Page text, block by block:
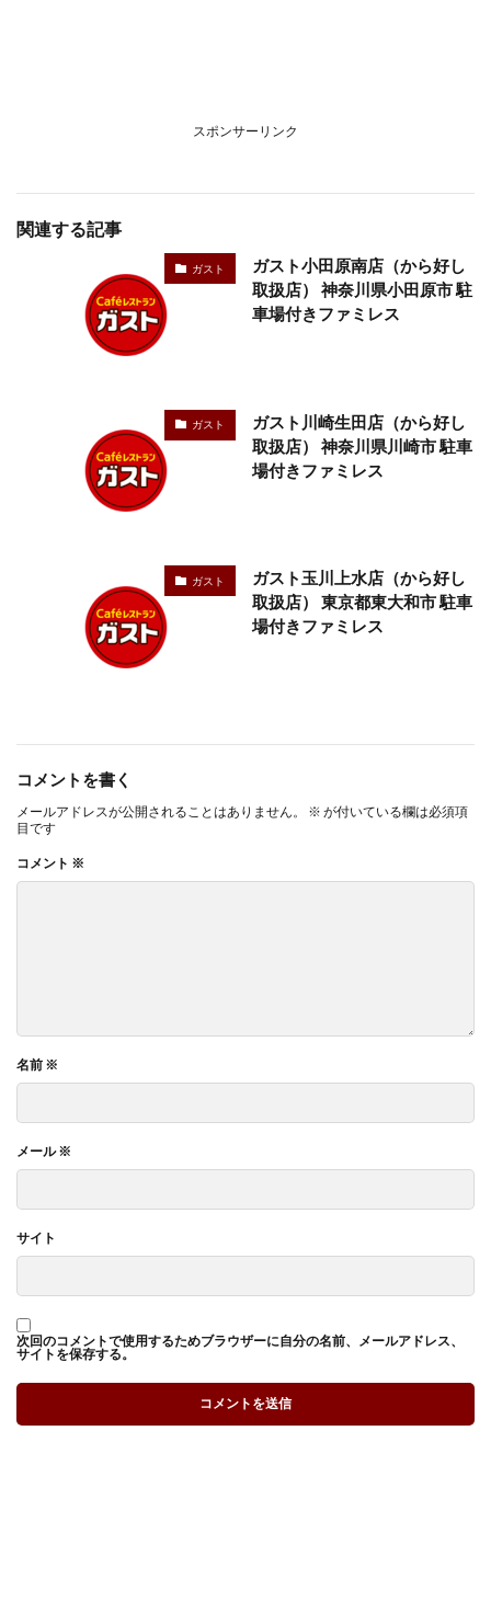
スポンサーリンク
関連する記事
ガスト
ガスト小田原南店（から好し
取扱店） 神奈川県小田原市 駐
車場付きファミレス
ガスト
ガスト川崎生田店（から好し
取扱店） 神奈川県川崎市 駐車
場付きファミレス
ガスト
ガスト玉川上水店（から好し
取扱店） 東京都東大和市 駐車
場付きファミレス
コメントを書く
メールアドレスが公開されることはありません。 ※ が付いている欄は必須項
目です
コメント ※
名前 ※
メール※
サイト
次回のコメントで使用するためブラウザーに自分の名前、メールアドレス、
サイトを保存する。